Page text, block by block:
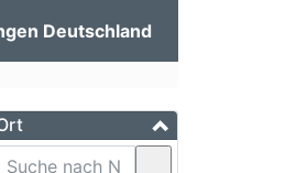
Deutschland